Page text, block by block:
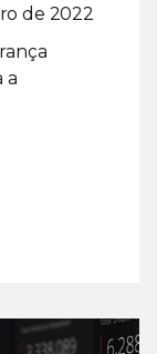
de 2022
a